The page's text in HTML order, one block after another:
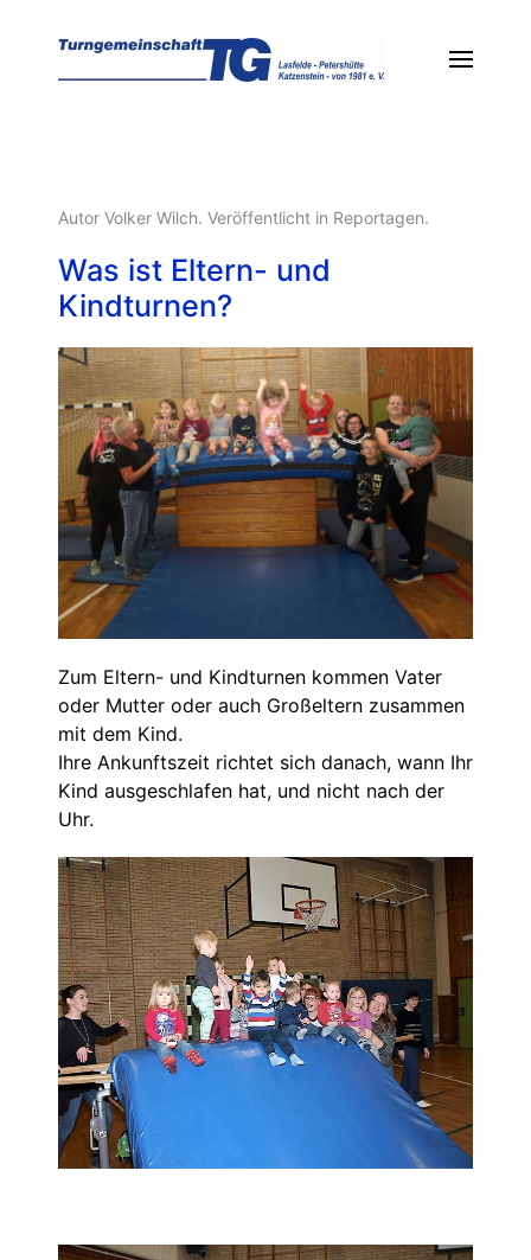
Autor Volker Wilch. Veröffentlicht in Reportagen.
Was ist Eltern- und
Kindturnen?
Zum Eltern- und Kindturnen kommen Vater
oder Mutter oder auch Großeltern zusammen
mit dem Kind.
Ihre Ankunftszeit richtet sich danach, wann Ihr
Kind ausgeschlafen hat, und nicht nach der
Uhr.